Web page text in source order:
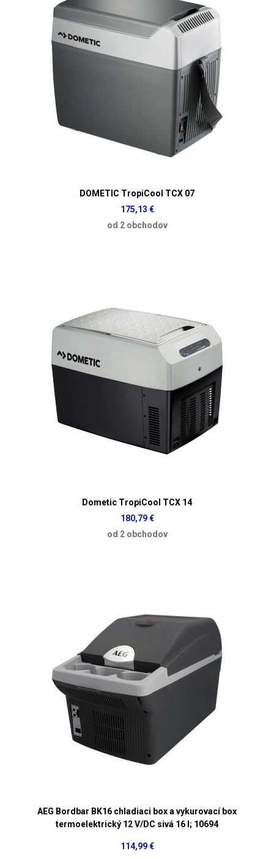
DOMETIC TropiCool TCX 07
175,13 €
od 2 obchodov
Dometic TropiCool TCX 14
180,79 €
od 2 obchodov
AEG Bordbar BK16 chladiaci box a vykurovací box
termoelektrický 12 V/DC sivá 16 l; 10694
114,99 €